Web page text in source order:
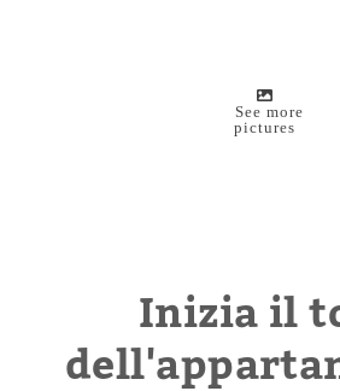
See more
pictures
Inizia il